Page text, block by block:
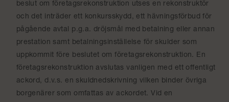
beslut om företagsrekonstruktion utses en rekonstruktör
och det inträder ett konkursskydd, ett hävningsförbud för
pågående avtal p.g.a. dröjsmål med betalning eller annan
prestation samt betalningsinställelse för skulder som
uppkommit före beslutet om företagsrekonstruktion. En
företagsrekonstruktion avslutas vanligen med ett offentligt
ackord, d.v.s. en skuldnedskrivning vilken binder övriga
borgenärer som omfattas av ackordet. Vid en